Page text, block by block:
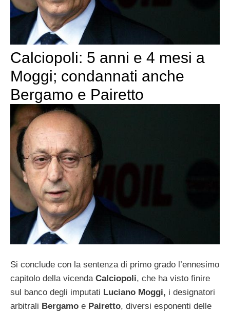
Calciopoli: 5 anni e 4 mesi a
Moggi; condannati anche
Bergamo e Pairetto
Si conclude con la sentenza di primo grado l’ennesimo
capitolo della vicendaCalciopoli, che ha visto finire
sul banco degli imputati Luciano Moggi, i designatori
arbitrali Bergamo e Pairetto, diversi esponenti delle